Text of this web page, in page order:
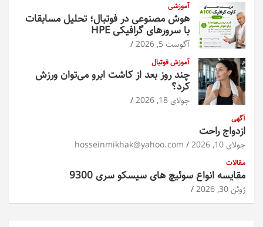
آموزشی
هوش مصنوعی در فوتبال؛ تحلیل مسابقات
با سرورهای گرافیکی HPE
آگوست 5, 2026
آموزش فوتبال
چند روز بعد از کاشت ابرو می‌توان ورزش
کرد؟
جولای 18, 2026
آگهی
ازدواج راحت
جولای 10, 2026 hosseinmikhak@yahoo.com
مقالات
مقایسه انواع سوئیچ های سیسکو سری 9300
ژوئن 30, 2026